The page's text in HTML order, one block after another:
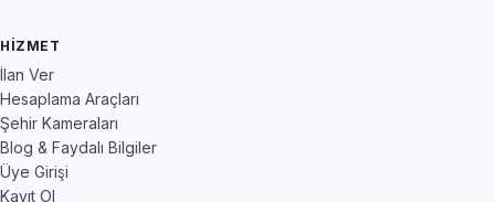
HIZMET
İlan Ver
Hesaplama Araçları
Şehir Kameraları
Blog & Faydalı Bilgiler
Üye Girişi
Kayıt Ol